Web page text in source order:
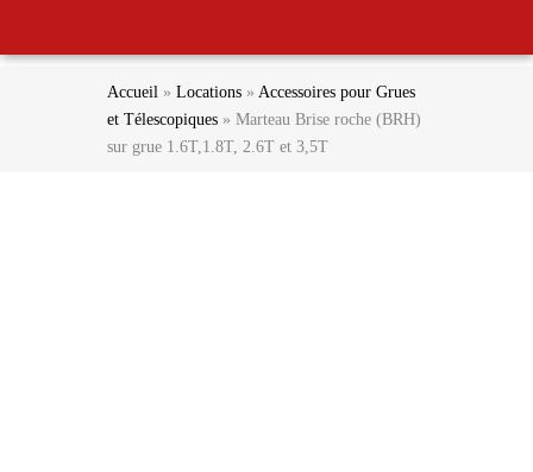
Accueil» Locations» Accessoires pour Grues
et Télescopiques» Marteau Brise roche (BRH)
sur grue 1.6T,1.8T, 2.6T et 3,5T